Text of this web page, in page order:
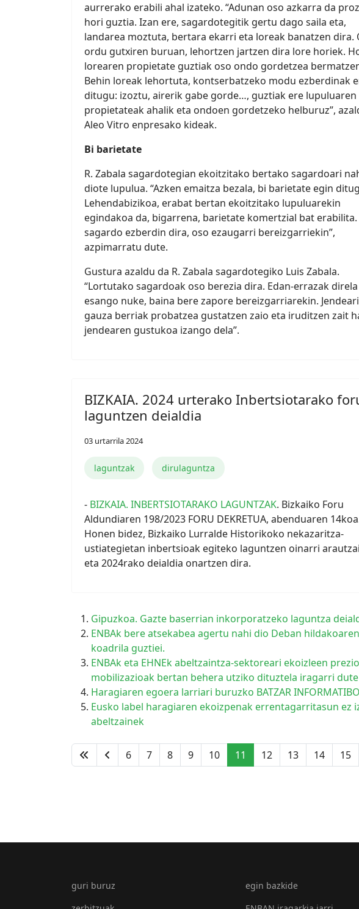
aurrerako erabili ahal izateko. “Adunan oso azkarra da
hori guztia. Izan ere, sagardotegitik gertu dago saila eta,
landarea moztuta, bertara ekarri eta loreak banatzen dira.
ordu gutxiren buruan, lehortzen jartzen dira lore horiek.
lorearen propietate guztiak oso ondo gordetzea
Behin loreak lehortuta, kontserbatzeko modu ezberdinak
ditugu: izoztu, airerik gabe gorde…, guztiak ere lupuluaren
propietateak ahalik eta ondoen gordetzeko helburuz”,
Aleo Vitro enpresako kideak.
Bi barietate
R. Zabala sagardotegian ekoitzitako bertako sagardoari
diote lupulua. “Azken emaitza bezala, bi barietate egin
Lehendabizikoa, erabat bertan ekoitzitako lupuluarekin
egindakoa da, bigarrena, barietate komertzial bat erabilita.
sagardo ezberdin dira, oso ezaugarri bereizgarriekin”,
azpimarratu dute.
Gustura azaldu da R. Zabala sagardotegiko Luis Zabala.
“Lortutako sagardoak oso berezia dira. Edan-errazak direla
esango nuke, baina bere zapore bereizgarriarekin. Jendeari
gauza berriak probatzea gustatzen zaio eta iruditzen zait
jendearen gustukoa izango dela”.
BIZKAIA. 2024 urterako Inbertsiotarako
laguntzen deialdia
03 urtarrila 2024
laguntzak dirulaguntza
- BIZKAIA. INBERTSIOTARAKO LAGUNTZAK. Bizkaiko Foru
Aldundiaren 198/2023 FORU DEKRETUA, abenduaren
Honen bidez, Bizkaiko Lurralde Historikoko nekazaritza-
ustiategietan inbertsioak egiteko laguntzen oinarri
eta 2024rako deialdia onartzen dira.
Gipuzkoa. Gazte baserrian inkorporatzeko laguntza
ENBAk bere atsekabea agertu nahi dio Deban
koadrila guztiei.
ENBAk eta EHNEk abeltzaintza-sektoreari ekoizleen
mobilizazioak bertan behera utziko dituztela iragarri dute
Haragiaren egoera larriari buruzko BATZAR
Eusko label haragiaren ekoizpenak errentagarritasun
abeltzainek
6 7 8 9 10 11 12 13 14 15
guri buruz
egin bazkide